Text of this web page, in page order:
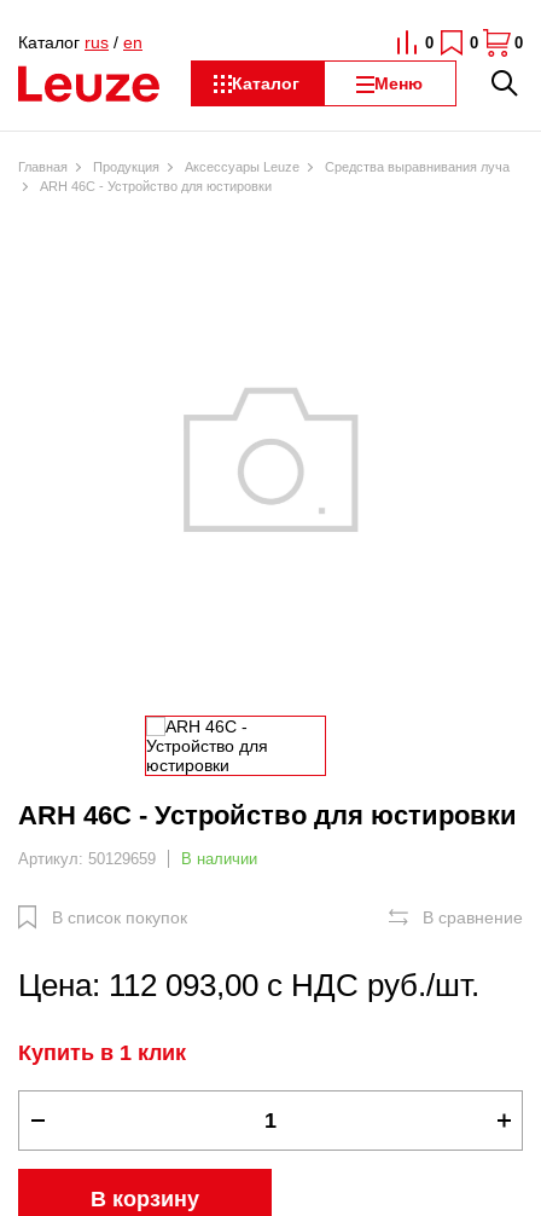
Каталог Меню
Каталог rus / en 0 0 0
Главная Продукция Аксессуары Leuze
Средства выравнивания луча
ARH 46C - Устройство для юстировки
ARH 46C - Устройство для юстировки
Артикул: 50129659 В наличии
В список покупок В сравнение
Цена: 112 093,00 с НДС руб./шт.
Купить в 1 клик
В корзину